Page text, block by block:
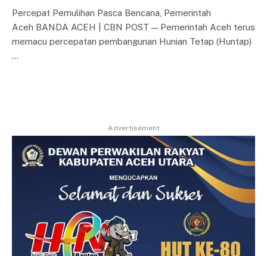
Percepat Pemulihan Pasca Bencana, Pemerintah
Aceh BANDA ACEH | CBN POST — Pemerintah Aceh terus
memacu percepatan pembangunan Hunian Tetap (Huntap)
…
Advertisement